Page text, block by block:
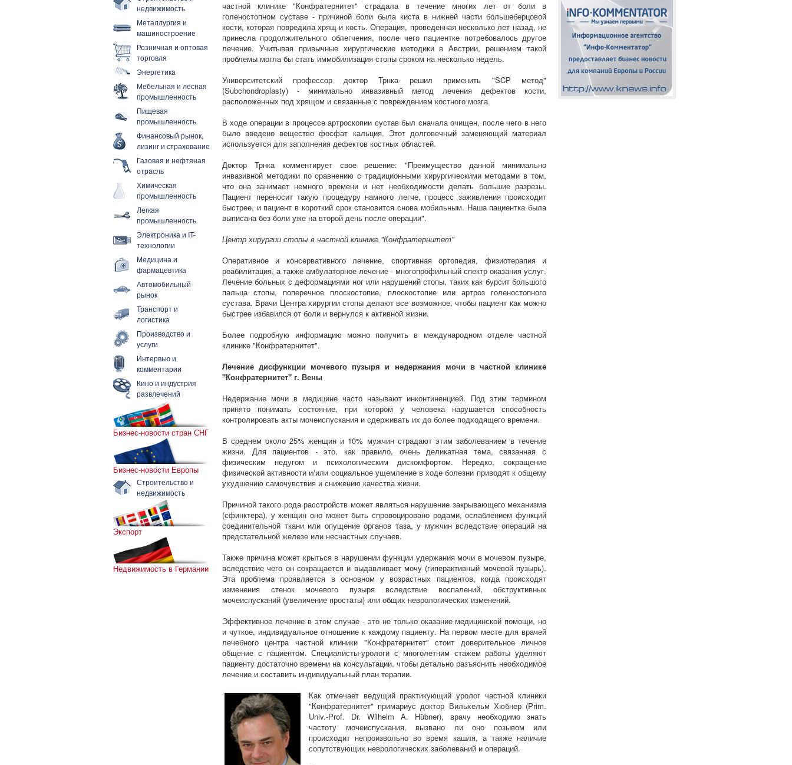
недвижимость
Металлургия и
машиностроение
Розничная и оптовая
торговля
Энергетика
Мебельная и лесная
промышленность
Пищевая
промышленность
Финансовый рынок,
лизинг и страхование
Газовая и нефтяная
отрасль
Химическая
промышленность
Легкая
промышленность
Электроника и IT-
технологии
Медицина и
фармацевтика
Автомобильный
рынок
Транспорт и
логистика
Производство и
услуги
Интервью и
комментарии
Кино и индустрия
развлечений
Бизнес-новости стран СНГ
Бизнес-новости Европы
Строительство и
недвижимость
Экспорт
Недвижимость в Германии
частной клинике "Конфратернитет" страдала в течение многих лет от боли в
голеностопном суставе - причиной боли была киста в нижней части большеберцовой
кости, которая повредила хрящ и кость. Операция, проведенная несколько лет назад, не
принесла продолжительного облегчения, после чего пациентке потребовалось другое
лечение. Учитывая привычные хирургические методики в Австрии, решением такой
проблемы могла бы стать иммобилизация стопы сроком на несколько недель.
Университетский профессор доктор Трнка решил применить "SCP метод"
(Subchondroplasty) - минимально инвазивный метод лечения дефектов кости,
расположенных под хрящом и связанные с повреждением костного мозга.
В ходе операции в процессе артроскопии сустав был сначала очищен, после чего в него
было введено вещество фосфат кальция. Этот долговечный заменяющий материал
используется для заполнения дефектов костных областей.
Доктор Трнка комментирует свое решение: "Преимущество данной минимально
инвазивной методики по сравнению с традиционными хирургическими методами в том,
что она занимает немного времени и нет необходимости делать большие разрезы.
Пациент переносит такую процедуру намного легче, процесс заживления происходит
быстрее, и пациент в короткий срок становится снова мобильным. Наша пациентка была
выписана без боли уже на второй день после операции".
Центр хирургии стопы в частной клинике "Конфратернитет"
Оперативное и консервативного лечение, спортивная ортопедия, физиотерапия и
реабилитация, а также амбулаторное лечение - многопрофильный спектр оказания услуг.
Лечение больных с деформациями ног или нарушений стопы, таких как бурсит большого
пальца стопы, поперечное плоскостопие, плоскостопие или артроз голеностопного
сустава. Врачи Центра хирургии стопы делают все возможное, чтобы пациент как можно
быстрее избавился от боли и вернулся к активной жизни.
Более подробную информацию можно получить в международном отделе частной
клинике "Конфратернитет".
Лечение дисфункции мочевого пузыря и недержания мочи в частной клинике
"Конфратернитет" г. Вены
Недержание мочи в медицине часто называют инконтиненцией. Под этим термином
принято понимать состояние, при котором у человека нарушается способность
контролировать акты мочеиспускания и сдерживать их до более подходящего времени.
В среднем около 25% женщин и 10% мужчин страдают этим заболеванием в течение
жизни. Для пациентов - это, как правило, очень деликатная тема, связанная с
физическим недугом и психологическим дискомфортом. Нередко, сокращение
физической активности и/или социальное ущемление в ходе болезни приводят к общему
ухудшению самочувствия и снижению качества жизни.
Причиной такого рода расстройств может являться нарушение закрывающего механизма
(сфинктера), у женщин оно может быть спровоцировано родами, ослаблением функций
соединительной ткани или опущение органов таза, у мужчин вследствие операций на
предстательной железе или несчастных случаев.
Также причина может крыться в нарушении функции удержания мочи в мочевом пузыре,
вследствие чего он сокращается и выдавливает мочу (гиперактивный мочевой пузырь).
Эта проблема проявляется в основном у возрастных пациентов, когда происходят
изменения стенок мочевого пузыря вследствие воспалений, обструктивных
мочеиспусканий (увеличение простаты) или общих неврологических изменений.
Эффективное лечение в этом случае - это не только оказание медицинской помощи, но
и чуткое, индивидуальное отношение к каждому пациенту. На первом месте для врачей
лечебного центра частной клиники "Конфратернитет" стоит доверительное личное
общение с пациентом. Специалисты-урологи с многолетним стажем работы уделяют
пациенту достаточно времени на консультации, чтобы детально разъяснить необходимое
лечение и составить индивидуальный план терапии.
Как отмечает ведущий практикующий уролог частной клиники
"Конфратернитет" примариус доктор Вильхельм Хюбнер (Prim.
Univ.-Prof. Dr. Wilhelm A. Hübner), врачу необходимо знать
частоту мочеиспускания, вызвано ли оно позывом или
происходит непроизвольно во время кашля, а также наличие
сопутствующих неврологических заболеваний и операций.